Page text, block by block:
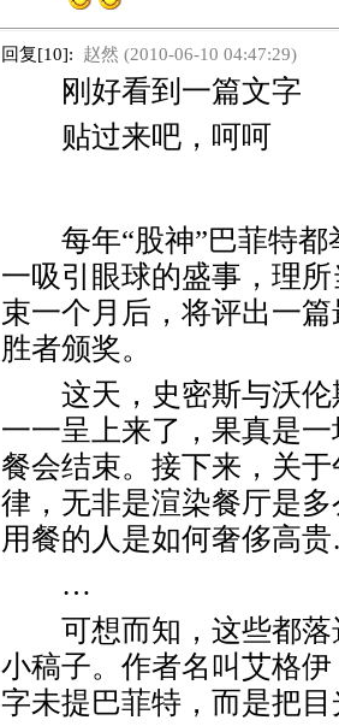
回复[10]: 赵然 (2010-06-10 04:47:29)
刚好看到一篇文字
贴过来吧，呵呵
每年“股神”巴菲特
一吸引眼球的盛事，理
束一个月后，将评出一
胜者颁奖。
这天，史密斯与沃
一一呈上来了，果真是
餐会结束。接下来，关
律，无非是渲染餐厅是
用餐的人是如何奢侈高
…
可想而知，这些都
小稿子。作者名叫艾格
字未提巴菲特，而是把